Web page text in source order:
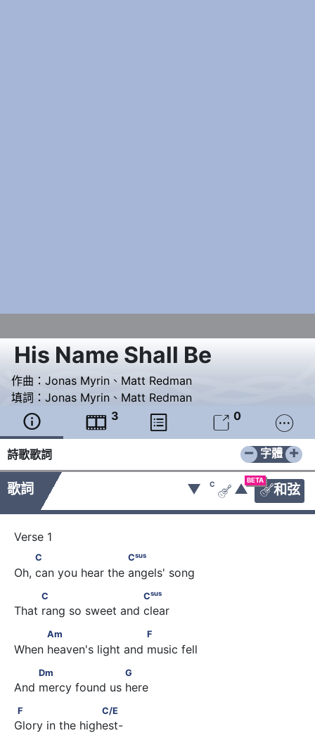
His Name Shall Be
作曲： Jonas Myrin 、 Matt Redman
填詞： Jonas Myrin 、 Matt Redman
  3   0 
詩歌歌詞 − +
字體
歌詞
BETA
和弦
▼ C
 ▲
C                      Csus
C Csus
Oh, can you hear the angels' song
C                       Csus
C Csus
That rang so sweet and clear
Am                        F
Am F
When heaven's light and music fell
Dm                    G
Dm G
And mercy found us here
F                      C/E
F C/E
Glory in the highest-